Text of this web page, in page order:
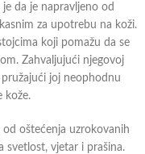
da je napravljeno od
za upotrebu na koži.
koji pomažu da se
Zahvaljujući njegovoj
joj neophodnu
kože.
oštećenja uzrokovanih
svetlost, vjetar i prašina.